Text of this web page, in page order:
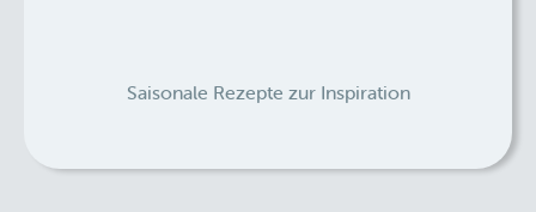
Saisonale Rezepte zur Inspiration